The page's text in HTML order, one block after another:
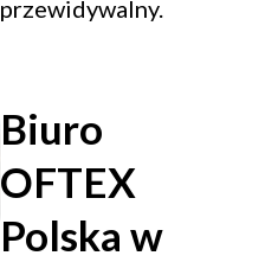
przewidywalny.
Biuro
OFTEX
Polska w